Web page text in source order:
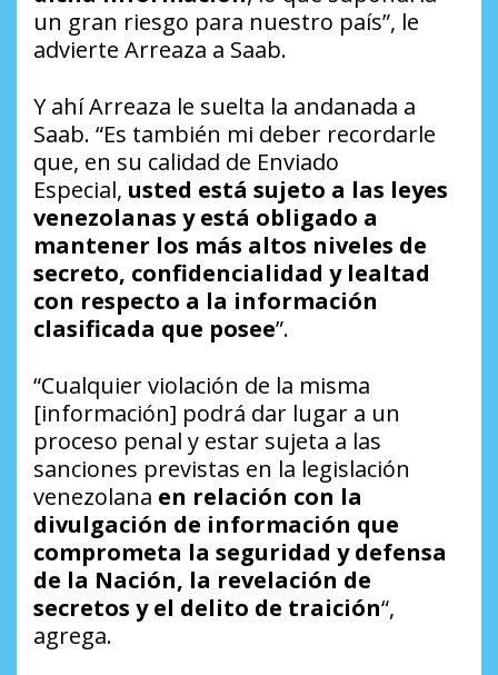
un gran riesgo para nuestro país”, le
advierte Arreaza a Saab.
Y ahí Arreaza le suelta la andanada a
Saab. “Es también mi deber recordarle
que, en su calidad de Enviado
Especial, usted está sujeto a las leyes
venezolanas y está obligado a
mantener los más altos niveles de
secreto, confidencialidad y lealtad
con respecto a la información
clasificada que posee”.
“Cualquier violación de la misma
[información] podrá dar lugar a un
proceso penal y estar sujeta a las
sanciones previstas en la legislación
venezolana en relación con la
divulgación de información que
comprometa la seguridad y defensa
de la Nación, la revelación de
secretos y el delito de traición“,
agrega.